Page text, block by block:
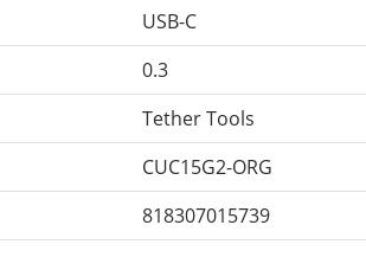
USB-C
0.3
Tether Tools
CUC15G2-ORG
818307015739